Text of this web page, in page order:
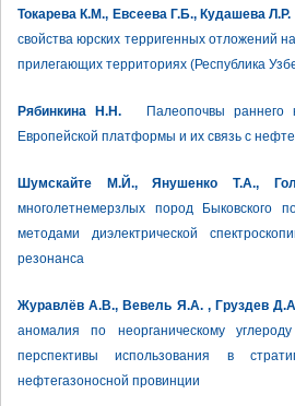
Токарева К.М., Евсеева Г.Б., Кудашева Л.Р.
свойства юрских терригенных отложений
прилегающих территориях (Республика
Рябинкина Н.Н.Палеопочвы раннего
Европейской платформы и их связь с
Шумскайте М.Й., Янушенко Т.А.,
многолетнемерзлых пород Быковского
методами диэлектрической
резонанса
Журавлёв А.В., Вевель Я.А. , Груздев
аномалия по неорганическому
перспективы использования в
нефтегазоносной провинции